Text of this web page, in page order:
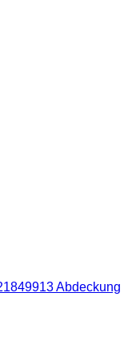
Abdeckung